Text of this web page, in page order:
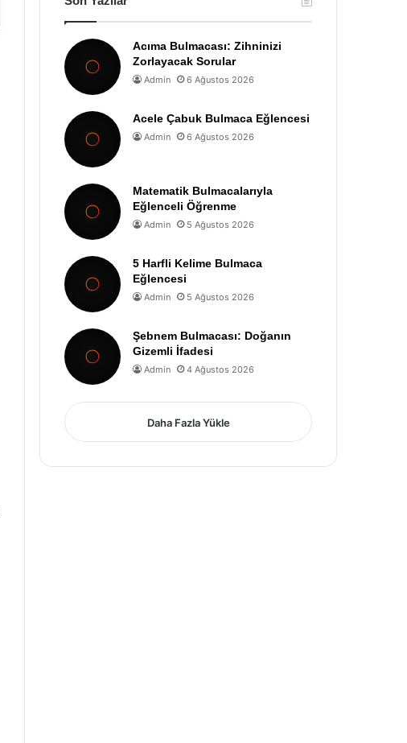
Acıma Bulmacası: Zihninizi
Zorlayacak Sorular
Admin 6 Ağustos 2026
Acele Çabuk Bulmaca Eğlencesi
Admin 6 Ağustos 2026
Matematik Bulmacalarıyla
Eğlenceli Öğrenme
Admin 5 Ağustos 2026
5 Harfli Kelime Bulmaca
Eğlencesi
Admin 5 Ağustos 2026
Şebnem Bulmacası: Doğanın
Gizemli İfadesi
Admin 4 Ağustos 2026
Daha Fazla Yükle